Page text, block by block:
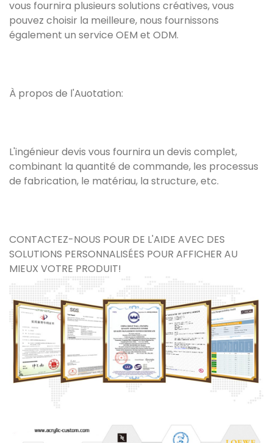
vous fournira plusieurs solutions créatives, vous
pouvez choisir la meilleure, nous fournissons
également un service OEM et ODM.
À propos de l'Auotation:
L'ingénieur devis vous fournira un devis complet,
combinant la quantité de commande, les processus
de fabrication, le matériau, la structure, etc.
CONTACTEZ-NOUS POUR DE L'AIDE AVEC DES
SOLUTIONS PERSONNALISÉES POUR AFFICHER AU
MIEUX VOTRE PRODUIT!